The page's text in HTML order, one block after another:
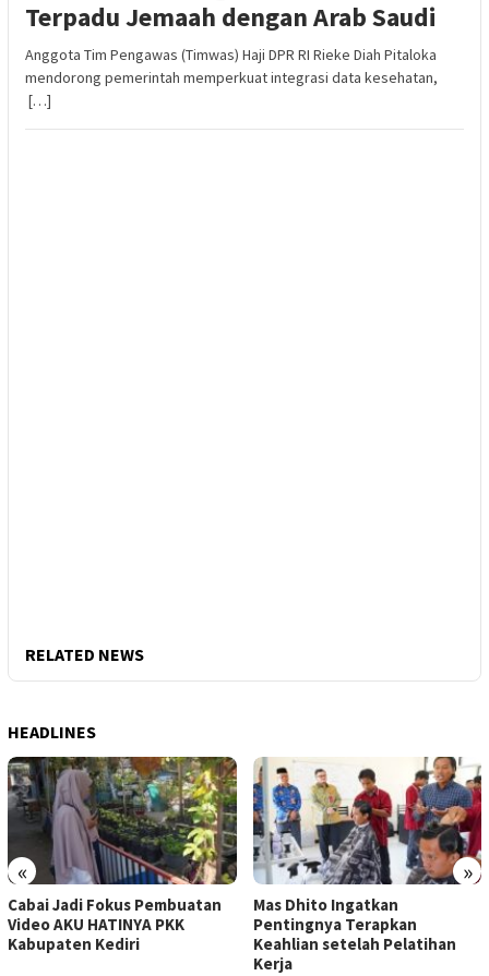
Terpadu Jemaah dengan Arab Saudi
Anggota Tim Pengawas (Timwas) Haji DPR RI Rieke Diah Pitaloka
mendorong pemerintah memperkuat integrasi data kesehatan,
[…]
RELATED NEWS
HEADLINES
« »
Cabai Jadi Fokus Pembuatan
Video AKU HATINYA PKK
Kabupaten Kediri
Mas Dhito Ingatkan
Pentingnya Terapkan
Keahlian setelah Pelatihan
Kerja